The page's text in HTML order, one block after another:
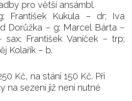
pro větší ansámbl.
František Kukula – dr; Iva
Dorůžka – g; Marcel Bárta –
František Vaníček – trp;
Kolařík – b.
Kč, na stání 150 Kč. Při
na sezení již není nutné